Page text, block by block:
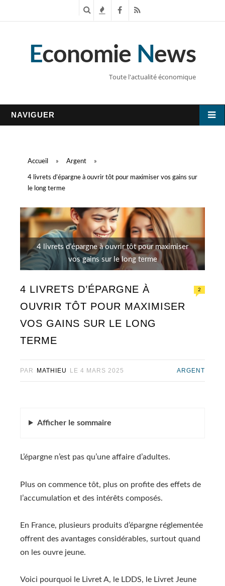
c n
s
F
c
R
S
Economie News
Toute l'actualité économique
NAVIGUER
Accueil » Argent »
4 livrets d’épargne à ouvrir tôt pour maximiser vos gains sur
le long terme
4 livrets d’épargne à ouvrir tôt pour maximiser
vos gains sur le long terme
4 LIVRETS D’ÉPARGNE À
OUVRIR TÔT POUR MAXIMISER
VOS GAINS SUR LE LONG
TERME
2
PAR MATHIEU LE 4 MARS 2025 ARGENT
Afficher le sommaire
L’épargne n’est pas qu’une affaire d’adultes.
Plus on commence tôt, plus on profite des effets de
l’accumulation et des intérêts composés.
En France, plusieurs produits d’épargne réglementée
offrent des avantages considérables, surtout quand
on les ouvre jeune.
Voici pourquoi le Livret A, le LDDS, le Livret Jeune